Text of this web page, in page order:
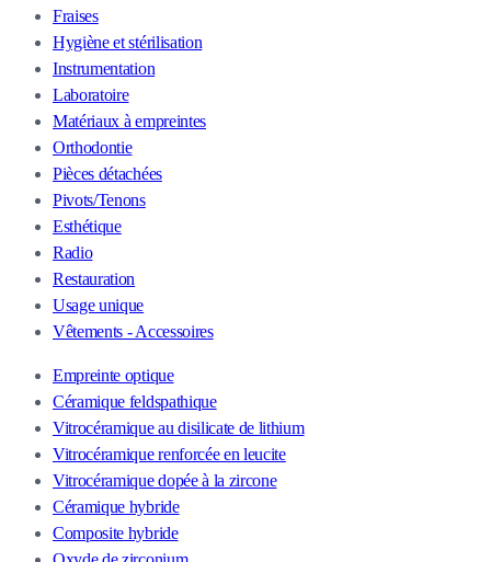
Fraises
Hygiène et stérilisation
Instrumentation
Laboratoire
Matériaux à empreintes
Orthodontie
Pièces détachées
Pivots/Tenons
Esthétique
Radio
Restauration
Usage unique
Vêtements - Accessoires
Empreinte optique
Céramique feldspathique
Vitrocéramique au disilicate de lithium
Vitrocéramique renforcée en leucite
Vitrocéramique dopée à la zircone
Céramique hybride
Composite hybride